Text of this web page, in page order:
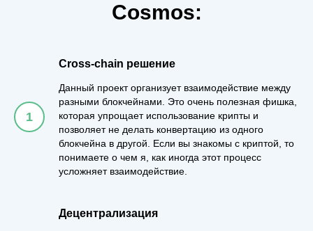
Cosmos:
Cross-chain решение
Данный проект организует взаимодействие между
разными блокчейнами. Это очень полезная фишка,
которая упрощает использование крипты и
позволяет не делать конвертацию из одного
блокчейна в другой. Если вы знакомы с криптой, то
понимаете о чем я, как иногда этот процесс
усложняет взаимодействие.
Децентрализация